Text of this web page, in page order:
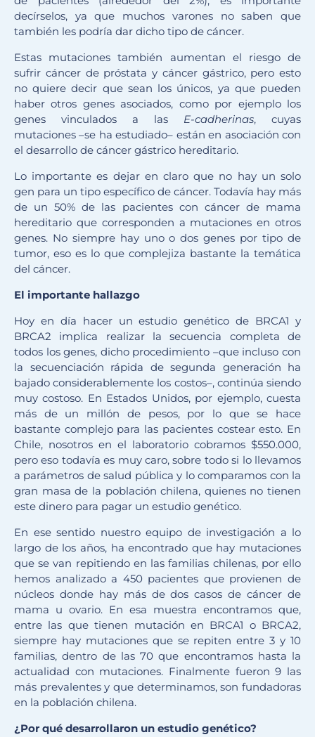
decírselos, ya que muchos varones no saben que
también les podría dar dicho tipo de cáncer.
Estas mutaciones también aumentan el riesgo de
sufrir cáncer de próstata y cáncer gástrico, pero esto
no quiere decir que sean los únicos, ya que pueden
haber otros genes asociados, como por ejemplo los
genes vinculados a las E-cadherinas, cuyas
mutaciones –se ha estudiado– están en asociación con
el desarrollo de cáncer gástrico hereditario.
Lo importante es dejar en claro que no hay un solo
gen para un tipo específico de cáncer. Todavía hay más
de un 50% de las pacientes con cáncer de mama
hereditario que corresponden a mutaciones en otros
genes. No siempre hay uno o dos genes por tipo de
tumor, eso es lo que complejiza bastante la temática
del cáncer.
El importante hallazgo
Hoy en día hacer un estudio genético de BRCA1 y
BRCA2 implica realizar la secuencia completa de
todos los genes, dicho procedimiento –que incluso con
la secuenciación rápida de segunda generación ha
bajado considerablemente los costos–, continúa siendo
muy costoso. En Estados Unidos, por ejemplo, cuesta
más de un millón de pesos, por lo que se hace
bastante complejo para las pacientes costear esto. En
Chile, nosotros en el laboratorio cobramos $550.000,
pero eso todavía es muy caro, sobre todo si lo llevamos
a parámetros de salud pública y lo comparamos con la
gran masa de la población chilena, quienes no tienen
este dinero para pagar un estudio genético.
En ese sentido nuestro equipo de investigación a lo
largo de los años, ha encontrado que hay mutaciones
que se van repitiendo en las familias chilenas, por ello
hemos analizado a 450 pacientes que provienen de
núcleos donde hay más de dos casos de cáncer de
mama u ovario. En esa muestra encontramos que,
entre las que tienen mutación en BRCA1 o BRCA2,
siempre hay mutaciones que se repiten entre 3 y 10
familias, dentro de las 70 que encontramos hasta la
actualidad con mutaciones. Finalmente fueron 9 las
más prevalentes y que determinamos, son fundadoras
en la población chilena.
¿Por qué desarrollaron un estudio genético?